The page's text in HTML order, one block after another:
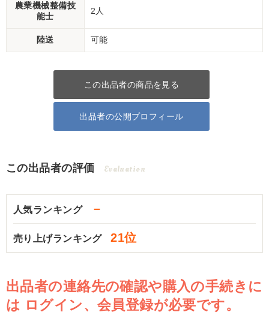
農業機械整備技
能士
2人
陸送 可能
この出品者の商品を見る
出品者の公開プロフィール
この出品者の評価 Evaluation
人気ランキング －
売り上げランキング 21位
出品者の連絡先の確認や購入の手続きに
は ログイン、会員登録が必要です。